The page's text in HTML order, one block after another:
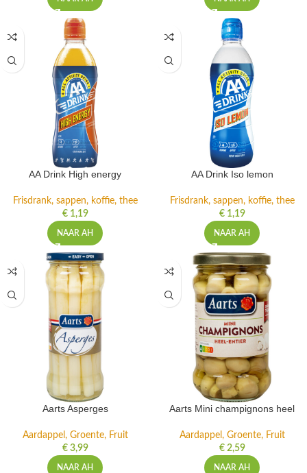
AA Drink High energy
Frisdrank, sappen, koffie, thee
€1,19
NAAR AH
AA Drink Iso lemon
Frisdrank, sappen, koffie, thee
€1,19
NAAR AH
Aarts Asperges
Aardappel, Groente, Fruit
€3,99
NAAR AH
Aarts Mini champignons heel
Aardappel, Groente, Fruit
€2,59
NAAR AH